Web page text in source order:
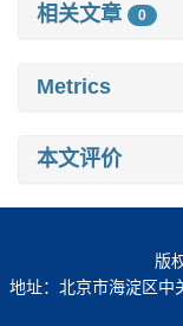
相关文章 0
Metrics
本文评价
版
地址：北京市海淀区